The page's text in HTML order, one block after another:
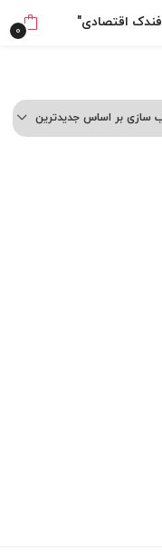
اقتصادی" 0
سازی بر اساس جدیدترین